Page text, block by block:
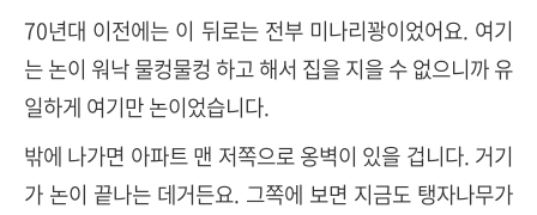
70년대 이전에는 이 뒤로는 전부 미나리꽝이었어요. 여기
는 논이 워낙 물컹물컹 하고 해서 집을 지을 수 없으니까 유
일하게 여기만 논이었습니다.
밖에 나가면 아파트 맨 저쪽으로 옹벽이 있을 겁니다. 거기
가 논이 끝나는 데거든요. 그쪽에 보면 지금도 탱자나무가